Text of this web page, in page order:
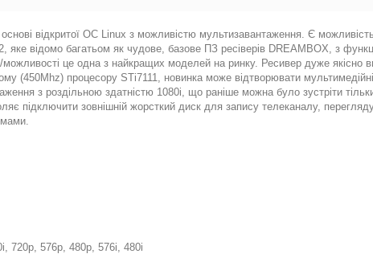
відкритої ОС Linux з можливістю мультизавантаження. Є
яке відомо багатьом як чудове, базове ПЗ ресіверів DREAMBOX, з
це одна з найкращих моделей на ринку. Ресивер дуже якісно
(450Mhz) процесору STi7111, новинка може відтворювати
з роздільною здатністю 1080i, що раніше можна було зустріти
підключити зовнішній жорсткий диск для запису телеканалу,
720p, 576p, 480p, 576i, 480i